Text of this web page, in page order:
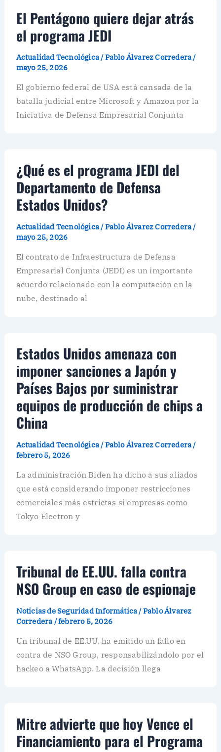
El Pentágono quiere dejar atrás
el programa JEDI
Actualidad Tecnológica/Pablo Álvarez Corredera/
mayo 25, 2026
El gobierno federal de USA está cansada de la
batalla judicial entre Microsoft y Amazon por la
Iniciativa de Defensa Empresarial Conjunta
¿Qué es el programa JEDI del
Departamento de Defensa
Estados Unidos?
Actualidad Tecnológica/Pablo Álvarez Corredera/
mayo 25, 2026
El contrato de Infraestructura de Defensa
Empresarial Conjunta (JEDI) es un importante
acuerdo relacionado con la computación en la
nube, destinado al
Estados Unidos amenaza con
imponer sanciones a Japón y
Países Bajos por suministrar
equipos de producción de chips a
China
Actualidad Tecnológica/Pablo Álvarez Corredera/
febrero 5, 2026
La administración Biden ha dicho a sus aliados
que está considerando imponer restricciones
comerciales más estrictas si empresas como
Tokyo Electron y
Tribunal de EE.UU. falla contra
NSO Group en caso de espionaje
Noticias de Seguridad Informática/Pablo Álvarez
Corredera /febrero 5, 2026
Un tribunal de EE.UU. ha emitido un fallo en
contra de NSO Group, responsabilizándolo por el
hackeo a WhatsApp. La decisión llega
Mitre advierte que hoy Vence el
Financiamiento para el Programa